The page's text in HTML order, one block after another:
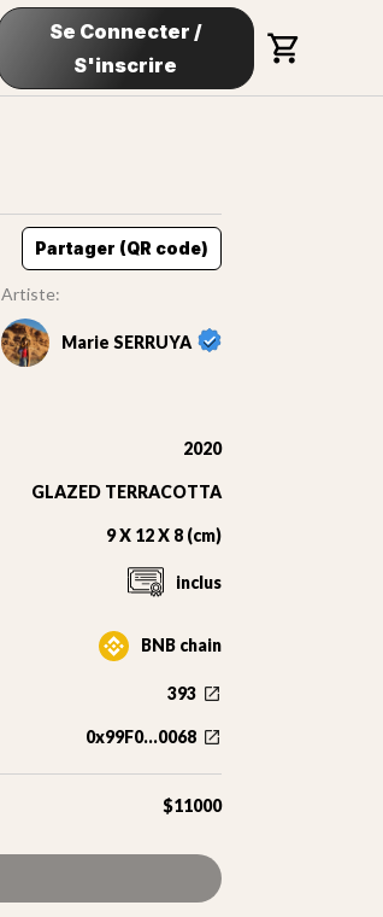
Se Connecter /
S'inscrire
Partager (QR code)
Artiste:
Marie SERRUYA
2020
GLAZED TERRACOTTA
9 X 12 X 8 (cm)
inclus
BNB chain
393
0x99F0...0068
$11000